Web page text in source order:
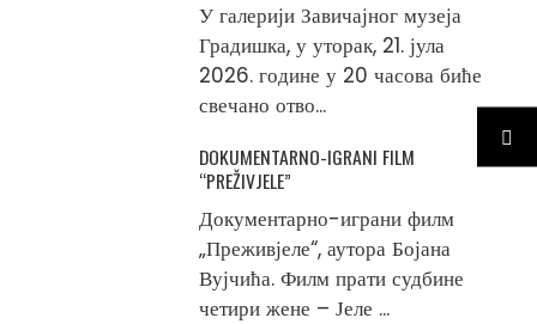
У галерији Завичајног музеја
Градишка, у уторак, 21. јула
2026. године у 20 часова биће
свечано отво...
DOKUMENTARNO-IGRANI FILM
“PREŽIVJELE”
Документарно-играни филм
„Преживјеле“, аутора Бојана
Вујчића. Филм прати судбине
четири жене – Јеле ...